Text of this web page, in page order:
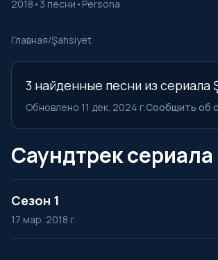
2018 • 3 песни • Persona
Главная/Şahsiyet
3 найденные песни из сериала
Обновлено 11 дек. 2024 г.Сообщить об
Саундтрек
Сезон 1
17 мар. 2018 г.